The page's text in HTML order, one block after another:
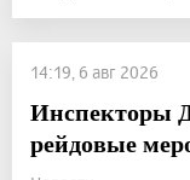
14:19, 6 авг 2026
Инспекторы
рейдовые